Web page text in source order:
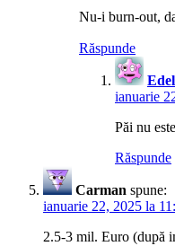
Nu-i burn-out,
Răspunde
ianuarie
Păi nu
Răspunde
Carman spune:
ianuarie 22, 2025 la
2.5-3 mil. Euro (după